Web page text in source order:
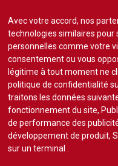
Lire un numéro
Avec votre accord, nos
technologies similaires
personnelles comme votre
consentement ou vous
légitime à tout moment ne
politique de confidentialité
traitons les données
fonctionnement du site,
de performance des
développement de produit,
sur un terminal